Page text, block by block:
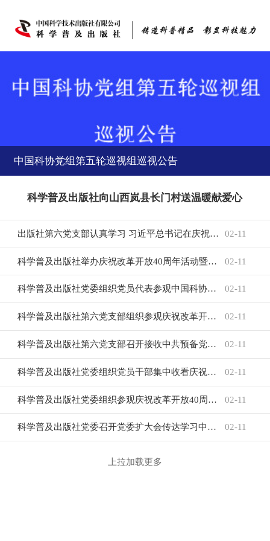
中国科协党组第五轮巡视组巡视公告
出版社第六党支部认真学习 习近平总书记在庆祝改革开放40周年大会上的重要讲话 02-11
科学普及出版社举办庆祝改革开放40周年活动暨党课报告会 02-11
科学普及出版社党委组织党员代表参观中国科协会史展陈 02-11
科学普及出版社第六党支部组织参观庆祝改革开放40周年大型展览 02-11
科学普及出版社第六党支部召开接收中共预备党员大会 02-11
科学普及出版社党委组织党员干部集中收看庆祝改革开放40周年大会现场直播 02-11
科学普及出版社党委组织参观庆祝改革开放40周年大型展览 02-11
科学普及出版社党委召开党委扩大会传达学习中央近期有关文件及习近平重要讲话精神 02-11